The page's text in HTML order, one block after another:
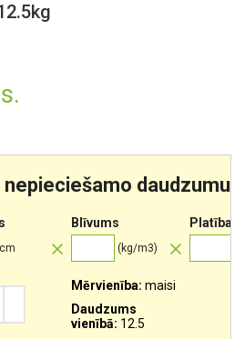
daudzumu
Blīvums Platība
cm (kg/m3)
Mērvienība: maisi
Daudzums
vienībā: 12.5